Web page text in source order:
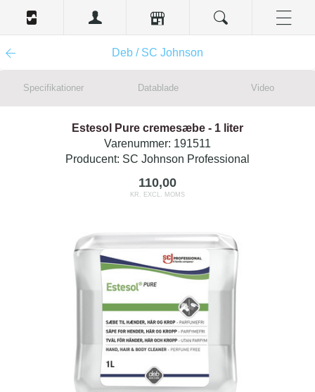
Deb / SC Johnson
Specifikationer Datablade Video
Estesol Pure cremesæbe - 1 liter
Varenummer: 191511
Producent: SC Johnson Professional
110,00
KR. EXCL. MOMS